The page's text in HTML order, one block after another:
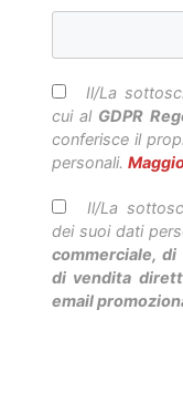
Il/La
cui al GDPR
conferisce il
personali.
Il/La
dei suoi dati
commerciale,
di vendita
email